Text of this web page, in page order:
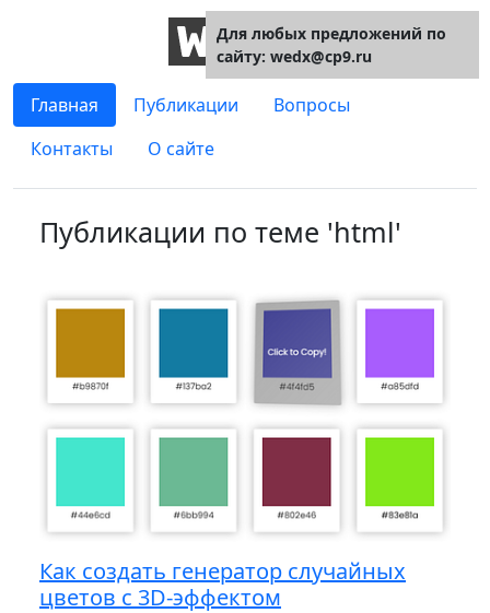
Главная Публикации
Вопросы
Контакты
О сайте
Публикации по теме 'html'
Как создать генератор случайных
цветов с 3D-эффектом
Для любых предложений по
сайту: wedx@cp9.ru